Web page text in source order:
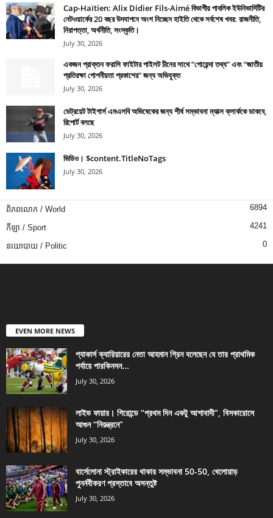
Cap-Haïtien: Alix Didier Fils-Aimé বিভাগীয় পাবলিক ইউনিভার্সিটির
নেটওয়ার্কের 20 বছর উদযাপনে অংশ নিচ্ছেন হাইতি থেকে সর্বশেষ খবর: রাজনীতি,
নিরাপত্তা, অর্থনীতি, সংস্কৃতি।
July 30, 2026
একজন প্রাক্তন ফরাসি ফাইটার পাইলট চীনের সাথে “গোয়েন্দা তথ্য” এবং “জাতীয়
প্রতিরক্ষা গোপনীয়তা প্রকাশের” জন্য অভিযুক্ত
July 30, 2026
ডেট্রয়েট টাইগার্স এমএলবি অভিষেকের জন্য শীর্ষ সম্ভাবনা ম্যাক্স ক্লার্ককে ডাকবে,
রিপোর্ট বলছে
July 30, 2026
ভিডিও। $content.TitleNoTags
July 30, 2026
ពិភពលោក / World 6894
កីឡា / Sport 4241
នយោបាយ / Politic 0
EVEN MORE NEWS
প্যাকার্স ক্যারিয়ারের নেতা আহমান গ্রিন বলেছেন যে তার প্রাথমিক
পর্যায়ে পারকিনসন...
July 30, 2026
লাইভ ফায়ার। গিরোন্ডে “প্রথম দিন একটু আশাবাদী”, বিসকারোসে
আগুন “নিয়ন্ত্রনে”
July 30, 2026
বার্সেলোনা স্ট্রাইকারের থাকার সম্ভাবনা 50-50, খেলোয়াড়
পুনর্নবীকরণ প্রস্তাবে অসন্তুষ্ট
July 30, 2026